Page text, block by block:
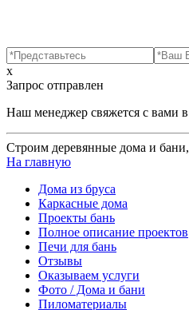
x
Запрос отправлен
Наш менеджер свяжется с вами
Строим деревянные дома и
На главную
Дома из бруса
Каркасные дома
Проекты бань
Полное описание проектов
Печи для бань
Отзывы
Оказываем услуги
Фото / Дома и бани
Пиломатериалы